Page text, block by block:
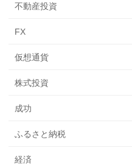
不動産投資
FX
仮想通貨
株式投資
成功
ふるさと納税
経済